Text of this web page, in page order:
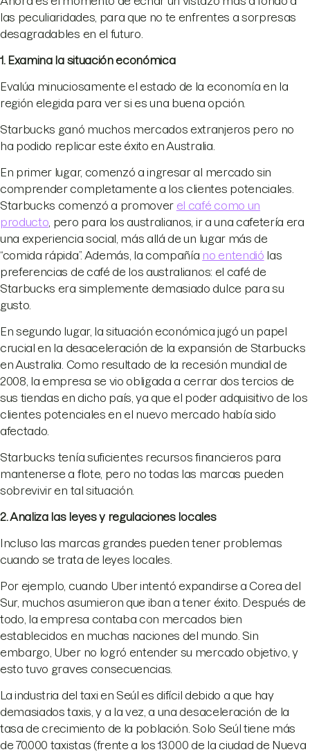
las peculiaridades, para que no te enfrentes a sorpresas
desagradables en el futuro.
1. Examina la situación económica
Evalúa minuciosamente el estado de la economía en la
región elegida para ver si es una buena opción.
Starbucks ganó muchos mercados extranjeros pero no
ha podido replicar este éxito en Australia.
En primer lugar, comenzó a ingresar al mercado sin
comprender completamente a los clientes potenciales.
Starbucks comenzó a promover el café como un
producto , pero para los australianos, ir a una cafetería era
una experiencia social, más allá de un lugar más de
“comida rápida”. Además, la compañía no entendió las
preferencias de café de los australianos: el café de
Starbucks era simplemente demasiado dulce para su
gusto.
En segundo lugar, la situación económica jugó un papel
crucial en la desaceleración de la expansión de Starbucks
en Australia. Como resultado de la recesión mundial de
2008, la empresa se vio obligada a cerrar dos tercios de
sus tiendas en dicho país, ya que el poder adquisitivo de los
clientes potenciales en el nuevo mercado había sido
afectado.
Starbucks tenía suficientes recursos financieros para
mantenerse a flote, pero no todas las marcas pueden
sobrevivir en tal situación.
2. Analiza las leyes y regulaciones locales
Incluso las marcas grandes pueden tener problemas
cuando se trata de leyes locales.
Por ejemplo, cuando Uber intentó expandirse a Corea del
Sur, muchos asumieron que iban a tener éxito. Después de
todo, la empresa contaba con mercados bien
establecidos en muchas naciones del mundo. Sin
embargo, Uber no logró entender su mercado objetivo, y
esto tuvo graves consecuencias.
La industria del taxi en Seúl es difícil debido a que hay
demasiados taxis, y a la vez, a una desaceleración de la
tasa de crecimiento de la población. Solo Seúl tiene más
de 70.000 taxistas (frente a los 13.000 de la ciudad de Nueva